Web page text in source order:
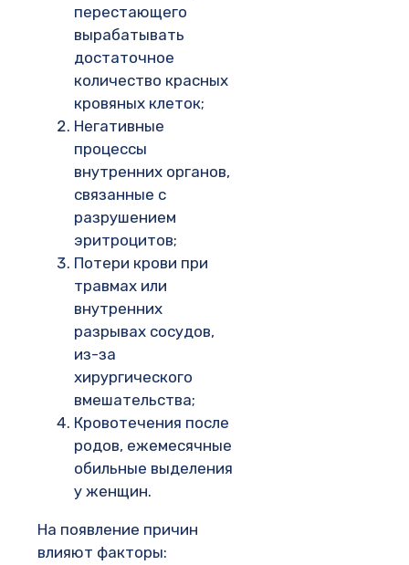
перестающего
вырабатывать
достаточное
количество красных
кровяных клеток;
Негативные
процессы
внутренних органов,
связанные с
разрушением
эритроцитов;
Потери крови при
травмах или
внутренних
разрывах сосудов,
из-за
хирургического
вмешательства;
Кровотечения после
родов, ежемесячные
обильные выделения
у женщин.
На появление причин
влияют факторы: